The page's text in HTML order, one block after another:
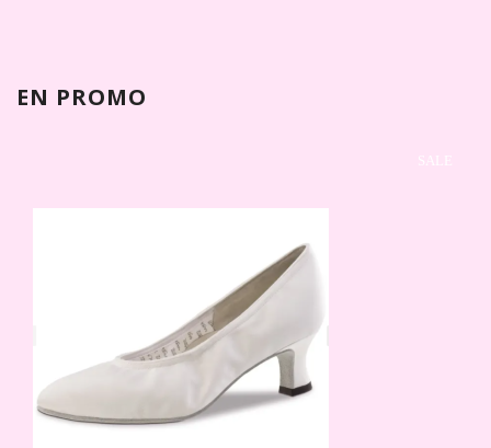
EN PROMO
SALE